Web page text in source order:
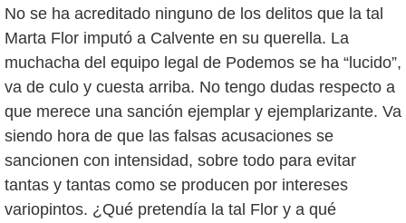
No se ha acreditado ninguno de los delitos que la tal
Marta Flor imputó a Calvente en su querella. La
muchacha del equipo legal de Podemos se ha “lucido”,
va de culo y cuesta arriba. No tengo dudas respecto a
que merece una sanción ejemplar y ejemplarizante. Va
siendo hora de que las falsas acusaciones se
sancionen con intensidad, sobre todo para evitar
tantas y tantas como se producen por intereses
variopintos. ¿Qué pretendía la tal Flor y a qué